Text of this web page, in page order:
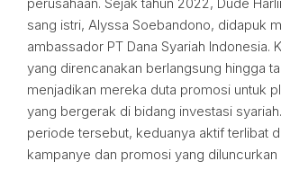
sang istri, Alyssa Soebandono, didapuk
ambassador PT Dana Syariah Indonesia.
yang direncanakan berlangsung hingga
menjadikan mereka duta promosi untuk
yang bergerak di bidang investasi
periode tersebut, keduanya aktif terlibat
kampanye dan promosi yang diluncurkan